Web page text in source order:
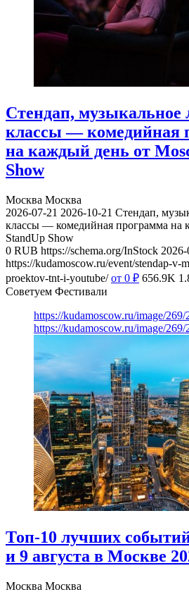
Стендап, музыкальное
классы — комедийная
на каждый день от
Show
Москва Москва
2026-07-21 2026-10-21 Стендап,
классы — комедийная программа на
StandUp Show
0 RUB https://schema.org/InStock
https://kudamoscow.ru/event/stendap-v-
proektov-tnt-i-youtube/ от 0 ₽ 656.9K
Советуем Фестивали
https://kudamoscow.ru/image/
https://kudamoscow.ru/image/
Топ-10 лучших
и 9 августа в Москве
Москва Москва